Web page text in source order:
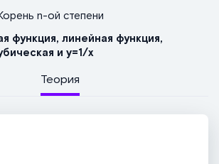
n-ой степени
функция, линейная функция,
и y=1/х
Теория